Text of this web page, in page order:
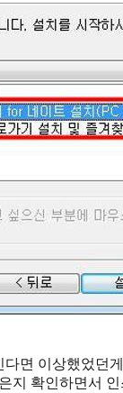
면 이상했었던
지 확인하면서